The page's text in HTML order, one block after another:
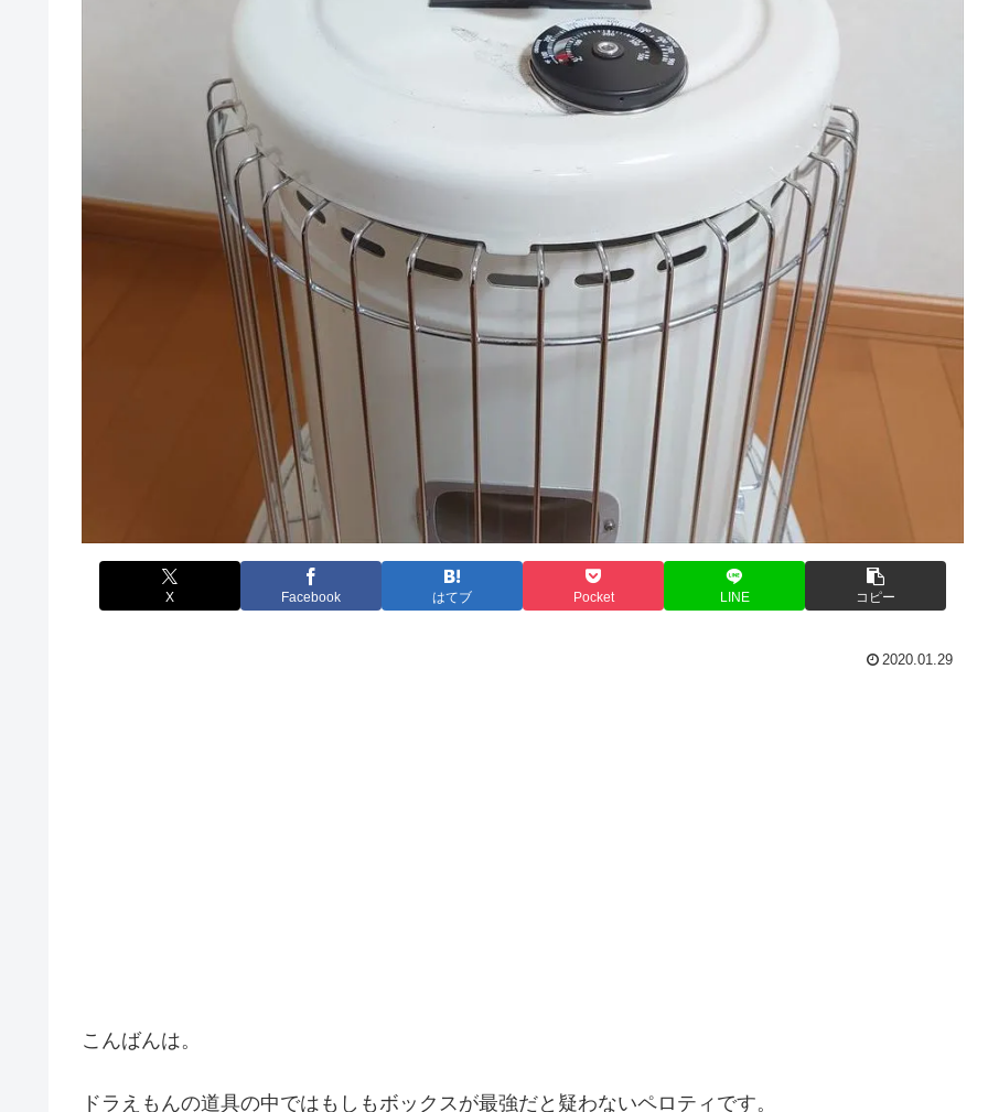
X Facebook はてブ Pocket LINE コピー
2020.01.29
こんばんは。
ドラえもんの道具の中ではもしもボックスが最強だと疑わないペロティです。